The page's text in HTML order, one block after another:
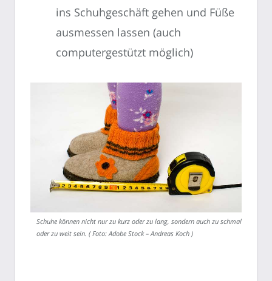
ins Schuhgeschäft gehen und Füße
ausmessen lassen (auch
computergestützt möglich)
Schuhe können nicht nur zu kurz oder zu lang, sondern auch zu schmal
oder zu weit sein. ( Foto: Adobe Stock – Andreas Koch )